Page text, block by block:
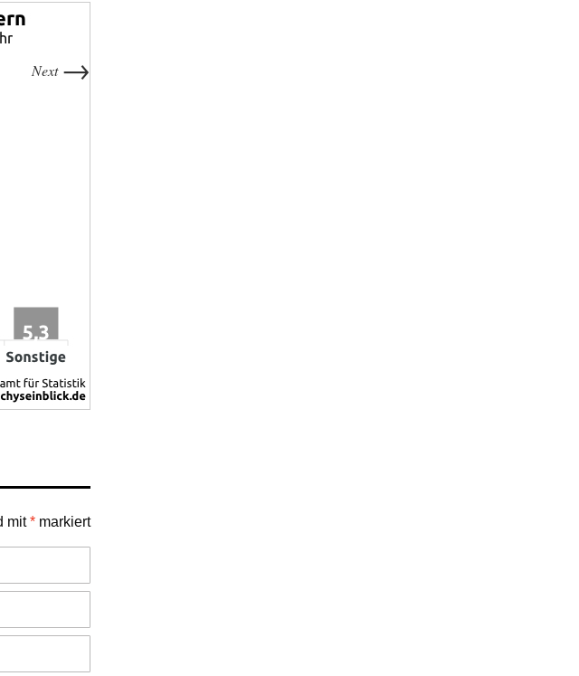
Next →
mit* markiert